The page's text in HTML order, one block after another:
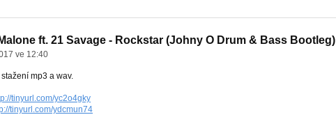
ft. 21 Savage - Rockstar (Johny O Drum & Bass Bootleg)
ve 12:40
mp3 a wav.
tinyurl.com/yc2o4gky
tinyurl.com/ydcmun74